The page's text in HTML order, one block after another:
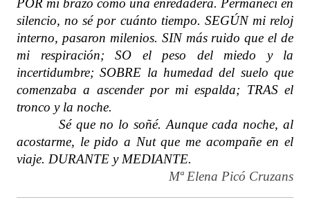
silencio, no sé por cuánto tiempo. SEGÚN mi reloj
interno, pasaron milenios. SIN más ruido que el de
mi respiración; SO el peso del miedo y la
incertidumbre; SOBRE la humedad del suelo que
comenzaba a ascender por mi espalda; TRAS el
tronco y la noche.
Sé que no lo soñé. Aunque cada noche, al
acostarme, le pido a Nut que me acompañe en el
viaje. DURANTE y MEDIANTE.
Mª Elena Picó Cruzans